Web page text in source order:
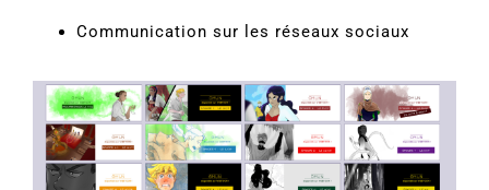
Communication sur les réseaux sociaux